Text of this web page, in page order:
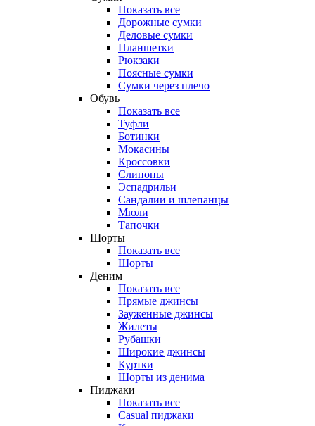
Показать все
Дорожные сумки
Деловые сумки
Планшетки
Рюкзаки
Поясные сумки
Сумки через плечо
Обувь
Показать все
Туфли
Ботинки
Мокасины
Кроссовки
Слипоны
Эспадрильи
Сандалии и шлепанцы
Мюли
Тапочки
Шорты
Показать все
Шорты
Деним
Показать все
Прямые джинсы
Зауженные джинсы
Жилеты
Рубашки
Широкие джинсы
Куртки
Шорты из денима
Пиджаки
Показать все
Casual пиджаки